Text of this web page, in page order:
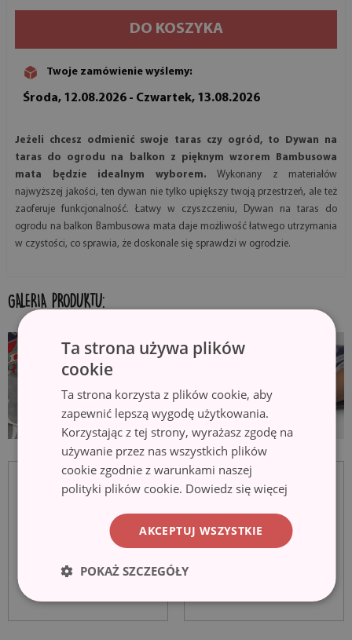
DO KOSZYKA
Twoje zamówienie wyślemy:
Środa, 12.08.2026 - Czwartek, 13.08.2026
Jeżeli chcesz odmienić swoje taras czy ogród, to Dywan na
taras do ogrodu na balkon z pięknym wzorem Bambusowa
mata będzie idealnym wyborem. Wykonany z materiałów
najwyższej jakości, ten dywan nie tylko upiększy twoją przestrzeń, ale też
zaoferuje funkcjonalność. Łatwy w czyszczeniu, Dywan na taras do
ogrodu na balkon Bambusowa mata daje możliwość łatwego utrzymania
w czystości, co sprawia, że doskonale się sprawdzi w ogrodzie.
GALERIA PRODUKTU:
Ta strona używa plików
cookie
Ta strona korzysta z plików cookie, aby
zapewnić lepszą wygodę użytkowania.
Korzystając z tej strony, wyrażasz zgodę na
używanie przez nas wszystkich plików
cookie zgodnie z warunkami naszej
polityki plików cookie. Dowiedz się więcej
AKCEPTUJ WSZYSTKIE
POKAŻ SZCZEGÓŁY